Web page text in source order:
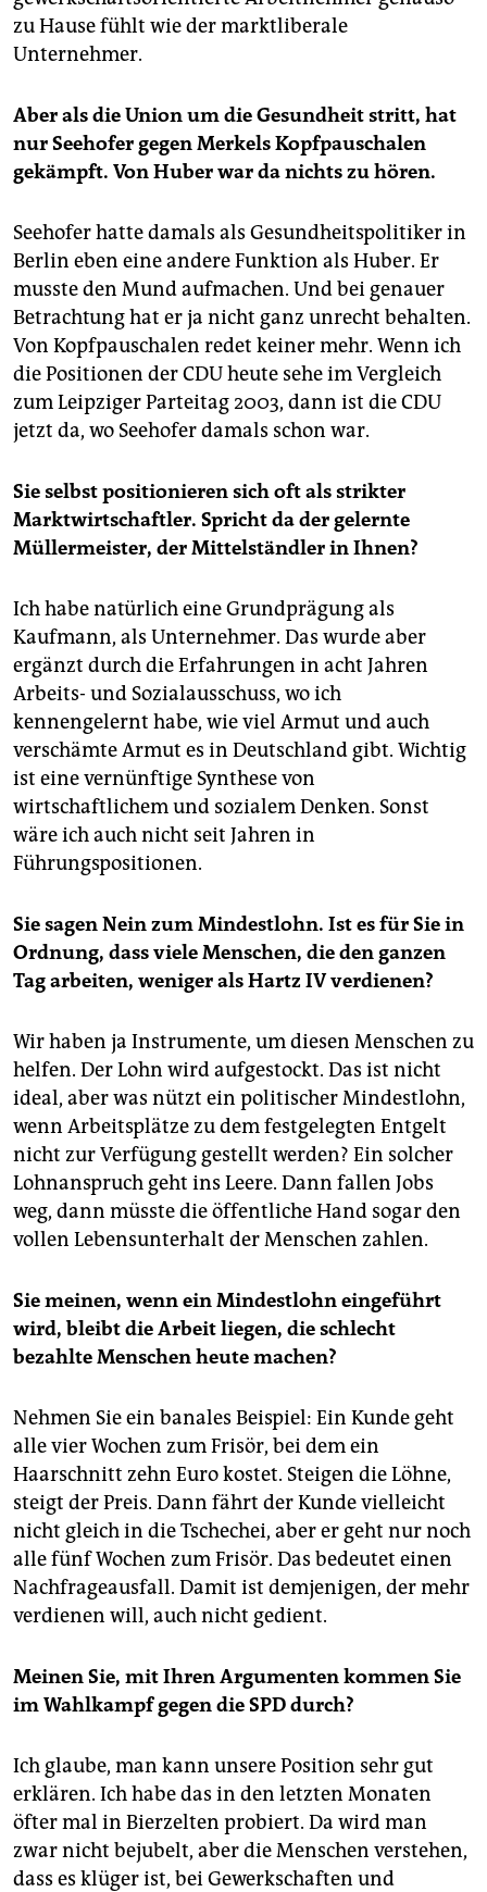
zu Hause fühlt wie der marktliberale
Unternehmer.
Aber als die Union um die Gesundheit stritt, hat
nur Seehofer gegen Merkels Kopfpauschalen
gekämpft. Von Huber war da nichts zu hören.
Seehofer hatte damals als Gesundheitspolitiker in
Berlin eben eine andere Funktion als Huber. Er
musste den Mund aufmachen. Und bei genauer
Betrachtung hat er ja nicht ganz unrecht behalten.
Von Kopfpauschalen redet keiner mehr. Wenn ich
die Positionen der CDU heute sehe im Vergleich
zum Leipziger Parteitag 2003, dann ist die CDU
jetzt da, wo Seehofer damals schon war.
Sie selbst positionieren sich oft als strikter
Marktwirtschaftler. Spricht da der gelernte
Müllermeister, der Mittelständler in Ihnen?
Ich habe natürlich eine Grundprägung als
Kaufmann, als Unternehmer. Das wurde aber
ergänzt durch die Erfahrungen in acht Jahren
Arbeits- und Sozialausschuss, wo ich
kennengelernt habe, wie viel Armut und auch
verschämte Armut es in Deutschland gibt. Wichtig
ist eine vernünftige Synthese von
wirtschaftlichem und sozialem Denken. Sonst
wäre ich auch nicht seit Jahren in
Führungspositionen.
Sie sagen Nein zum Mindestlohn. Ist es für Sie in
Ordnung, dass viele Menschen, die den ganzen
Tag arbeiten, weniger als Hartz IV verdienen?
Wir haben ja Instrumente, um diesen Menschen zu
helfen. Der Lohn wird aufgestockt. Das ist nicht
ideal, aber was nützt ein politischer Mindestlohn,
wenn Arbeitsplätze zu dem festgelegten Entgelt
nicht zur Verfügung gestellt werden? Ein solcher
Lohnanspruch geht ins Leere. Dann fallen Jobs
weg, dann müsste die öffentliche Hand sogar den
vollen Lebensunterhalt der Menschen zahlen.
Sie meinen, wenn ein Mindestlohn eingeführt
wird, bleibt die Arbeit liegen, die schlecht
bezahlte Menschen heute machen?
Nehmen Sie ein banales Beispiel: Ein Kunde geht
alle vier Wochen zum Frisör, bei dem ein
Haarschnitt zehn Euro kostet. Steigen die Löhne,
steigt der Preis. Dann fährt der Kunde vielleicht
nicht gleich in die Tschechei, aber er geht nur noch
alle fünf Wochen zum Frisör. Das bedeutet einen
Nachfrageausfall. Damit ist demjenigen, der mehr
verdienen will, auch nicht gedient.
Meinen Sie, mit Ihren Argumenten kommen Sie
im Wahlkampf gegen die SPD durch?
Ich glaube, man kann unsere Position sehr gut
erklären. Ich habe das in den letzten Monaten
öfter mal in Bierzelten probiert. Da wird man
zwar nicht bejubelt, aber die Menschen verstehen,
dass es klüger ist, bei Gewerkschaften und